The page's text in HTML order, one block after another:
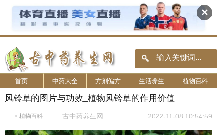
✕
首页 中药大全 方剂偏方 生活养生 植物百科
风铃草的图片与功效_植物风铃草的作用价值
> 植物百科 古中药养生网 2022-11-08 10:54:59